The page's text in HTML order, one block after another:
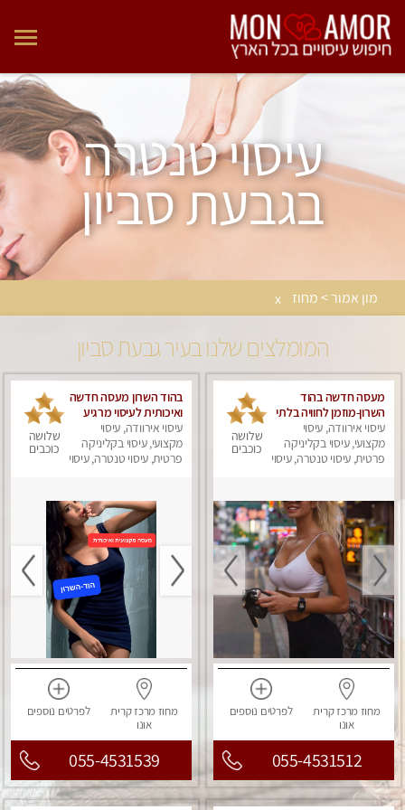
עיסוי טנטרה
בגבעת סביון
מון אמור > מחוז x
המומלצים שלנו בעיר גבעת סביון
מעסה חדשה בהוד
השרון-מוזמן לחוויה בלתי
נשכחת!!!עיסוי מפנק
ביותר במקום פרטי
לחלוטין!
עיסוי אירוודה, עיסוי
מקצועי, עיסוי בקליניקה
פרטית, עיסוי טנטרה, עיסוי
שלושה
כוכבים
מחוז מרכזקרית
אונו
לפרטים נוספים
055-4531512
בהוד השרון מעסה חדשה
ואיכותית לעיסוי מרגיע
ומפנק VIP-מומלץ
לחלוטין! פרטי! ​​​​​​ Highly
recommended
עיסוי אירוודה, עיסוי
מקצועי, עיסוי בקליניקה
פרטית, עיסוי טנטרה, עיסוי
שלושה
כוכבים
מחוז מרכזקרית
אונו
לפרטים נוספים
055-4531539